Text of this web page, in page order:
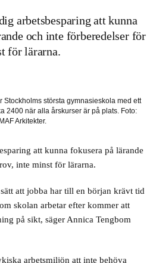
arbetsbesparing att kunna
och inte förberedelser för
för lärarna.
Stockholms största gymnasieskola med ett
2400 när alla årskurser är på plats. Foto:
MAF Arkitekter.
att kunna fokusera på lärande
inte minst för lärarna.
att jobba har till en början krävt tid
skolan arbetar efter kommer att
på sikt, säger Annica Tengbom
arbetsmiljön att inte behöva